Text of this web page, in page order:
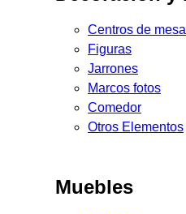
Centros de mesa
Figuras
Jarrones
Marcos fotos
Comedor
Otros Elementos
Muebles